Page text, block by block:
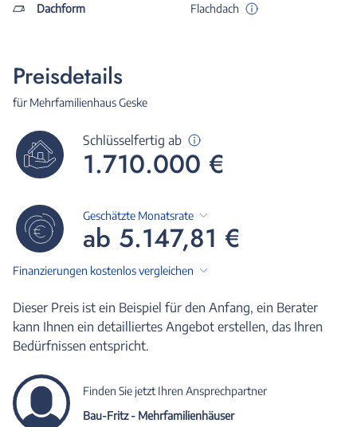
Dachform Flachdach
Preisdetails
für Mehrfamilienhaus Geske
Schlüsselfertig ab
1.710.000 €
Geschätzte Monatsrate
ab 5.147,81 €
Finanzierungen kostenlos vergleichen
Dieser Preis ist ein Beispiel für den Anfang, ein Berater
kann Ihnen ein detailliertes Angebot erstellen, das Ihren
Bedürfnissen entspricht.
Finden Sie jetzt Ihren Ansprechpartner
Bau-Fritz - Mehrfamilienhäuser